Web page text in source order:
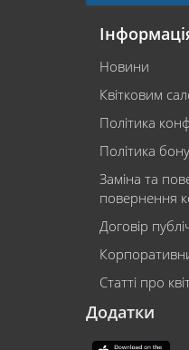
Новини
Квітковим
Політика
Політика
Заміна та
повернення
Договір
Статті про
Додатки